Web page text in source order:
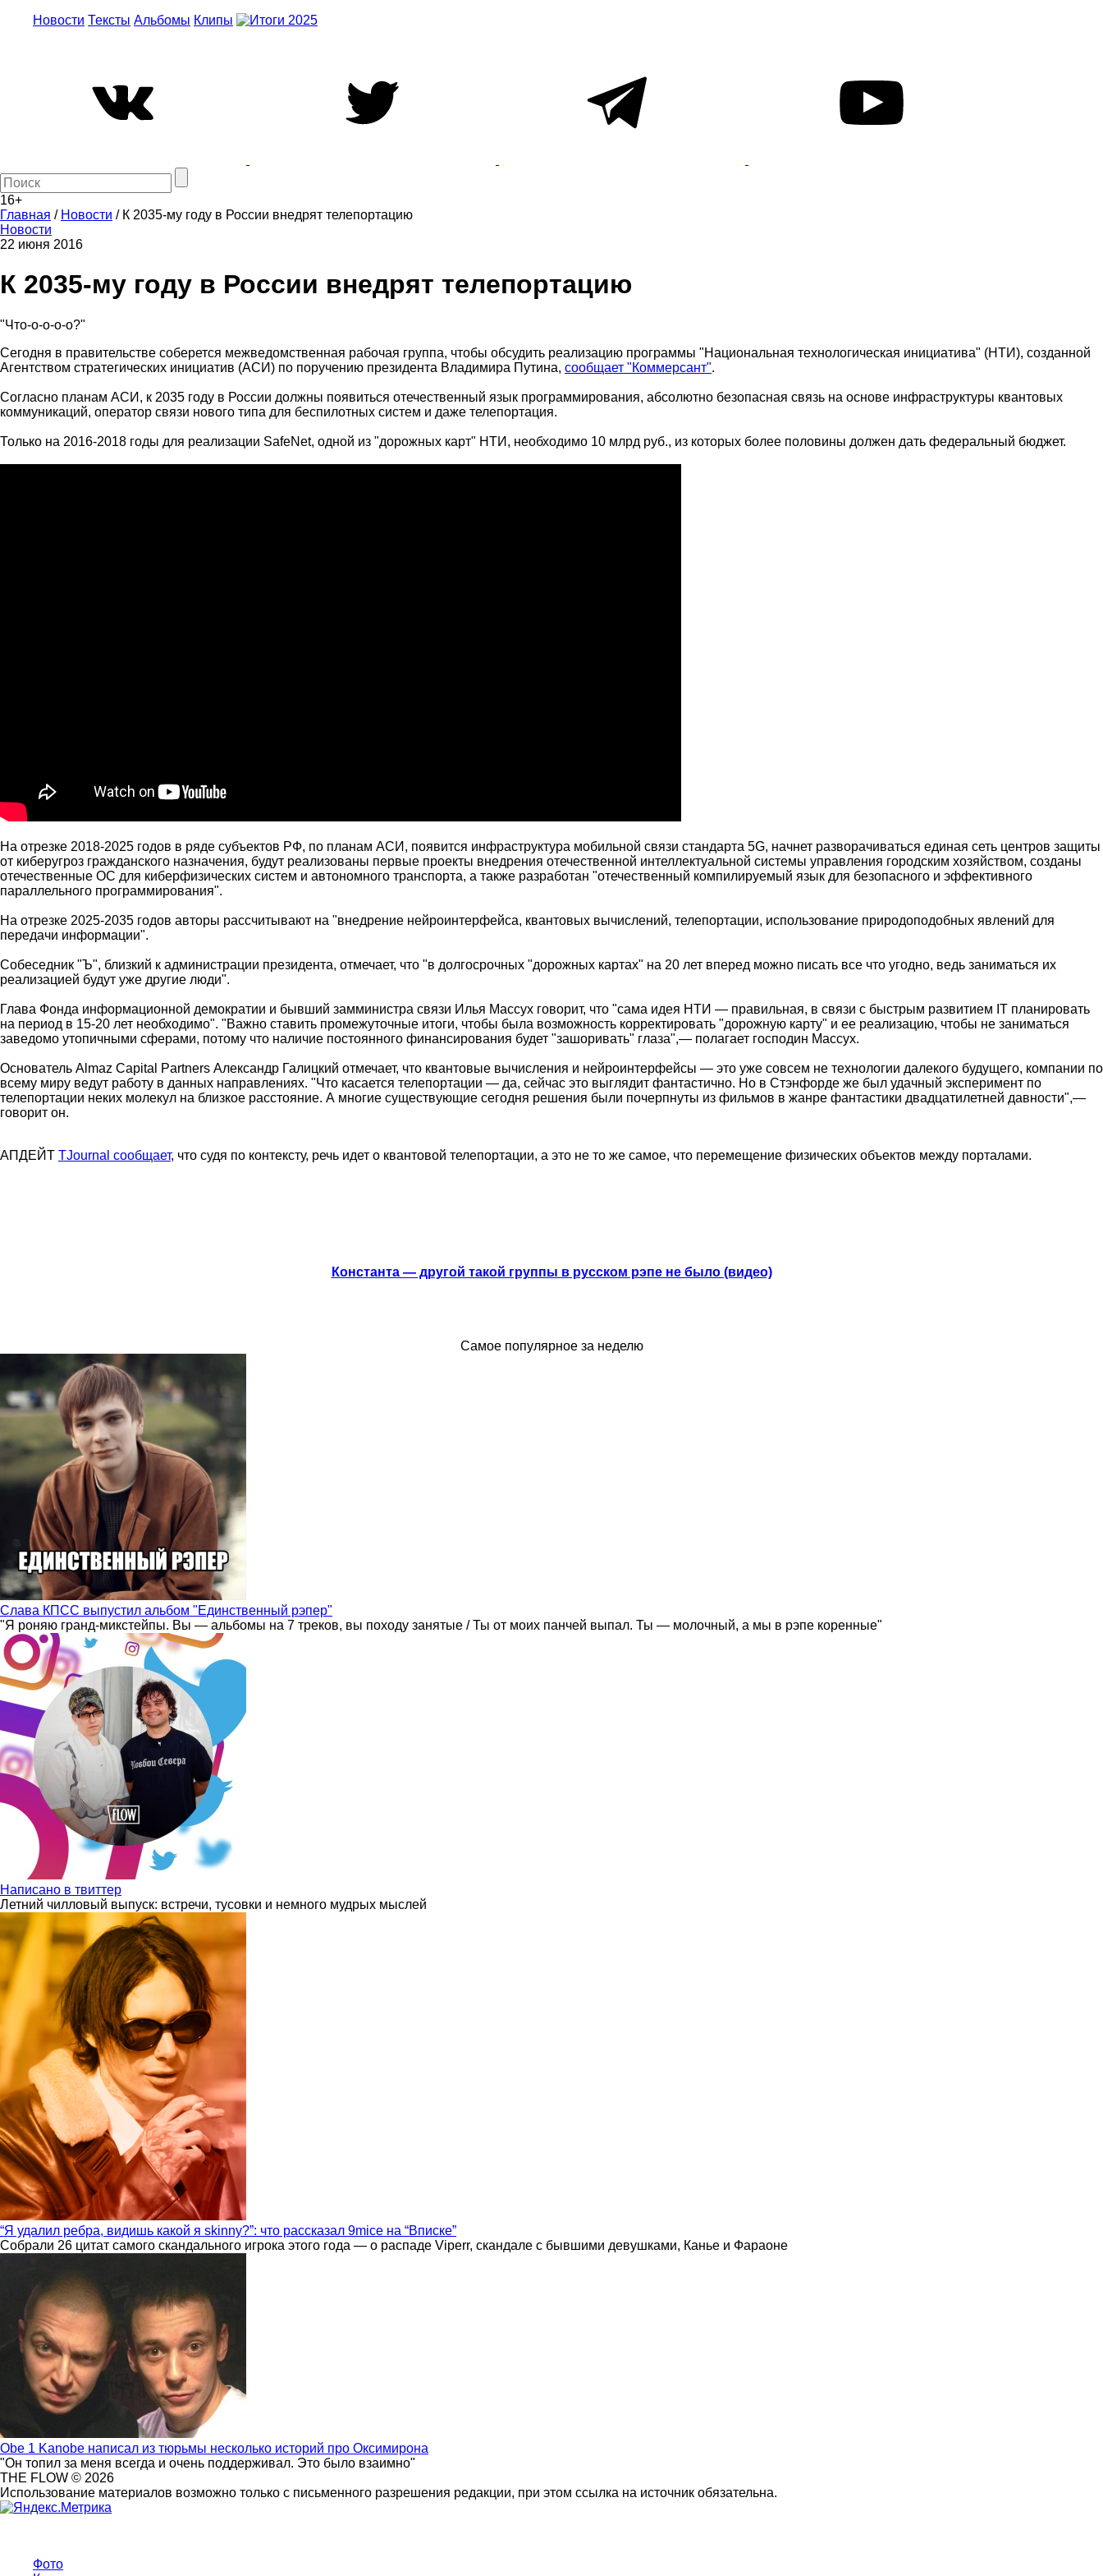
Новости Тексты Альбомы Клипы
16+
Главная / Новости / К 2035-му году в России внедрят телепортацию
Новости
22 июня 2016
К 2035-му году в России внедрят телепортацию
"Что-о-о-о-о?"
Сегодня в правительстве соберется межведомственная рабочая группа, чтобы обсудить реализацию программы "Национальная технологическая инициатива" (НТИ), созданной
Агентством стратегических инициатив (АСИ) по поручению президента Владимира Путина, сообщает "Коммерсант".
Согласно планам АСИ, к 2035 году в России должны появиться отечественный язык программирования, абсолютно безопасная связь на основе инфраструктуры квантовых
коммуникаций, оператор связи нового типа для беспилотных систем и даже телепортация.
Только на 2016-2018 годы для реализации SafeNet, одной из "дорожных карт" НТИ, необходимо 10 млрд руб., из которых более половины должен дать федеральный бюджет.
На отрезке 2018-2025 годов в ряде субъектов РФ, по планам АСИ, появится инфраструктура мобильной связи стандарта 5G, начнет разворачиваться единая сеть центров защиты
от киберугроз гражданского назначения, будут реализованы первые проекты внедрения отечественной интеллектуальной системы управления городским хозяйством, созданы
отечественные ОС для киберфизических систем и автономного транспорта, а также разработан "отечественный компилируемый язык для безопасного и эффективного
параллельного программирования".
На отрезке 2025-2035 годов авторы рассчитывают на "внедрение нейроинтерфейса, квантовых вычислений, телепортации, использование природоподобных явлений для
передачи информации".
Собеседник "Ъ", близкий к администрации президента, отмечает, что "в долгосрочных "дорожных картах" на 20 лет вперед можно писать все что угодно, ведь заниматься их
реализацией будут уже другие люди".
Глава Фонда информационной демократии и бывший замминистра связи Илья Массух говорит, что "сама идея НТИ — правильная, в связи с быстрым развитием IT планировать
на период в 15-20 лет необходимо". "Важно ставить промежуточные итоги, чтобы была возможность корректировать "дорожную карту" и ее реализацию, чтобы не заниматься
заведомо утопичными сферами, потому что наличие постоянного финансирования будет "зашоривать" глаза",— полагает господин Массух.
Основатель Almaz Capital Partners Александр Галицкий отмечает, что квантовые вычисления и нейроинтерфейсы — это уже совсем не технологии далекого будущего, компании по
всему миру ведут работу в данных направлениях. "Что касается телепортации — да, сейчас это выглядит фантастично. Но в Стэнфорде же был удачный эксперимент по
телепортации неких молекул на близкое расстояние. А многие существующие сегодня решения были почерпнуты из фильмов в жанре фантастики двадцатилетней давности",—
говорит он.
АПДЕЙТ TJournal сообщает, что судя по контексту, речь идет о квантовой телепортации, а это не то же самое, что перемещение физических объектов между порталами.
Константа — другой такой группы в русском рэпе не было (видео)
Самое популярное за неделю
Слава КПСС выпустил альбом "Единственный рэпер"
"Я роняю гранд-микстейпы. Вы — альбомы на 7 треков, вы походу занятые / Ты от моих панчей выпал. Ты — молочный, а мы в рэпе коренные"
Написано в твиттер
Летний чилловый выпуск: встречи, тусовки и немного мудрых мыслей
“Я удалил ребра, видишь какой я skinny?”: что рассказал 9mice на “Вписке”
Собрали 26 цитат самого скандального игрока этого года — о распаде Viperr, скандале с бывшими девушками, Канье и Фараоне
Obe 1 Kanobe написал из тюрьмы несколько историй про Оксимирона
"Он топил за меня всегда и очень поддерживал. Это было взаимно"
THE FLOW © 2026
Использование материалов возможно только с письменного разрешения редакции, при этом ссылка на источник обязательна.
Фото